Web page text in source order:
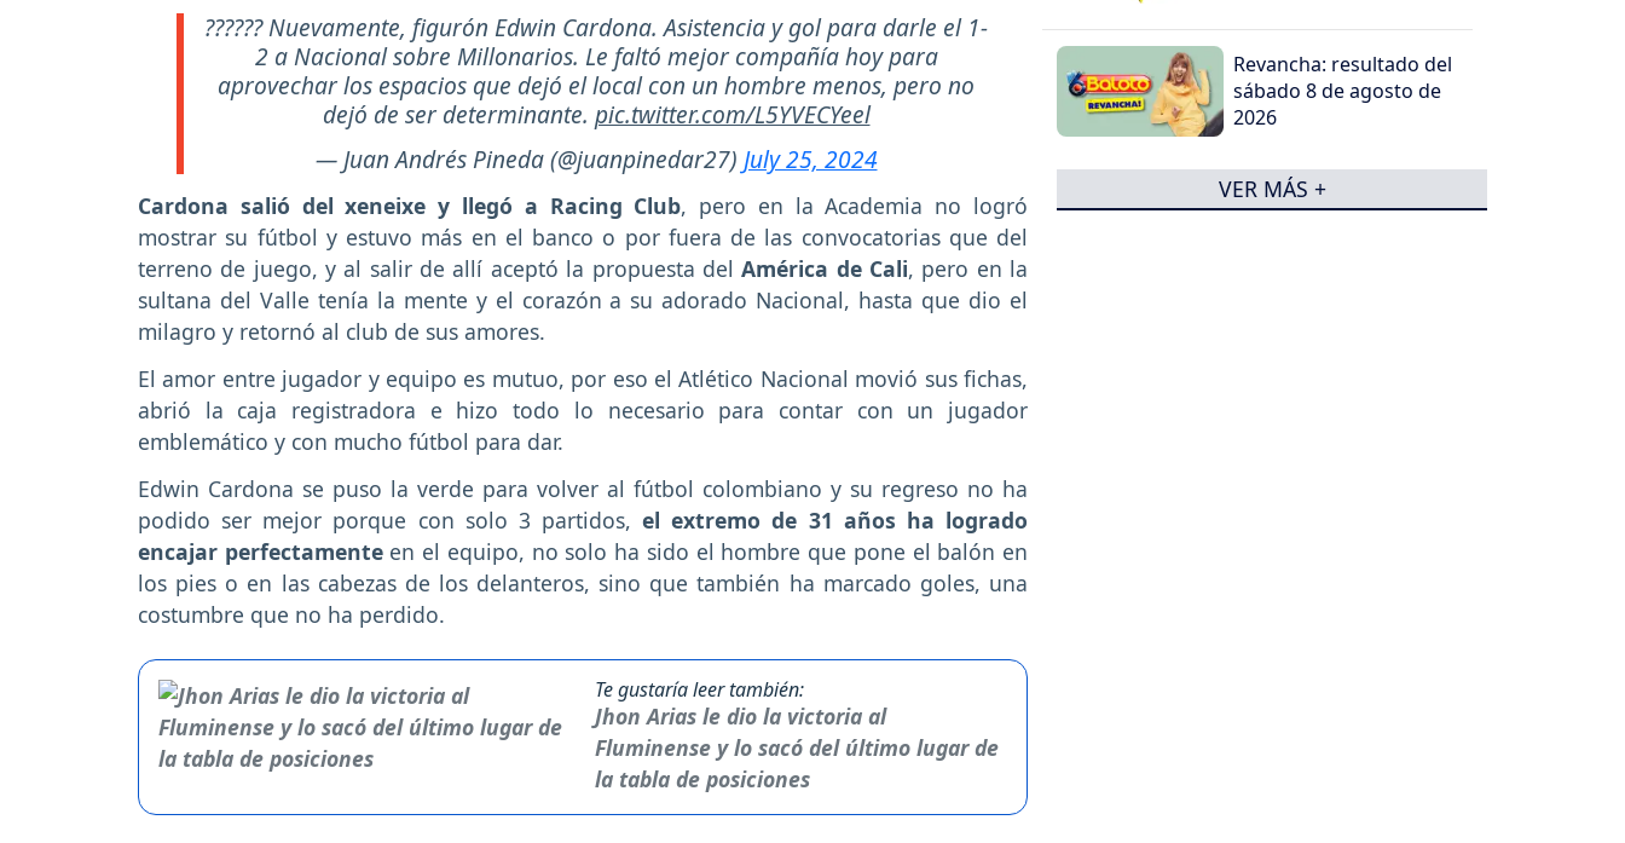
?????? Nuevamente, figurón Edwin Cardona. Asistencia y gol para darle el 1-
2 a Nacional sobre Millonarios. Le faltó mejor compañía hoy para
aprovechar los espacios que dejó el local con un hombre menos, pero no
dejó de ser determinante. pic.twitter.com/L5YVECYeel
— Juan Andrés Pineda (@juanpinedar27) July 25, 2024
Cardona salió del xeneixe y llegó a Racing Club, pero en la Academia no logró
mostrar su fútbol y estuvo más en el banco o por fuera de las convocatorias que del
terreno de juego, y al salir de allí aceptó la propuesta delAmérica de Cali, pero en la
sultana del Valle tenía la mente y el corazón a su adorado Nacional, hasta que dio el
milagro y retornó al club de sus amores.
El amor entre jugador y equipo es mutuo, por eso el Atlético Nacional movió sus fichas,
abrió la caja registradora e hizo todo lo necesario para contar con un jugador
emblemático y con mucho fútbol para dar.
Edwin Cardona se puso la verde para volver al fútbol colombiano y su regreso no ha
podido ser mejor porque con solo 3 partidos,el extremo de 31 años ha logrado
encajar perfectamente en el equipo, no solo ha sido el hombre que pone el balón en
los pies o en las cabezas de los delanteros, sino que también ha marcado goles, una
costumbre que no ha perdido.
Te gustaría leer también:
Jhon Arias le dio la victoria al
Fluminense y lo sacó del último lugar de
la tabla de posiciones
Revancha: resultado del
sábado 8 de agosto de
2026
VER MÁS +